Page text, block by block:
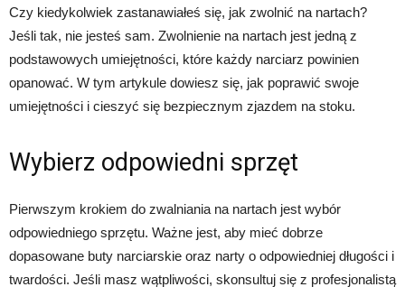
Czy kiedykolwiek zastanawiałeś się, jak zwolnić na nartach?
Jeśli tak, nie jesteś sam. Zwolnienie na nartach jest jedną z
podstawowych umiejętności, które każdy narciarz powinien
opanować. W tym artykule dowiesz się, jak poprawić swoje
umiejętności i cieszyć się bezpiecznym zjazdem na stoku.
Wybierz odpowiedni sprzęt
Pierwszym krokiem do zwalniania na nartach jest wybór
odpowiedniego sprzętu. Ważne jest, aby mieć dobrze
dopasowane buty narciarskie oraz narty o odpowiedniej długości i
twardości. Jeśli masz wątpliwości, skonsultuj się z profesjonalistą